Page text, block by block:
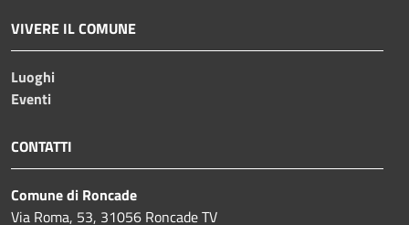
VIVERE IL COMUNE
Luoghi
Eventi
CONTATTI
Comune di Roncade
Via Roma, 53, 31056 Roncade TV